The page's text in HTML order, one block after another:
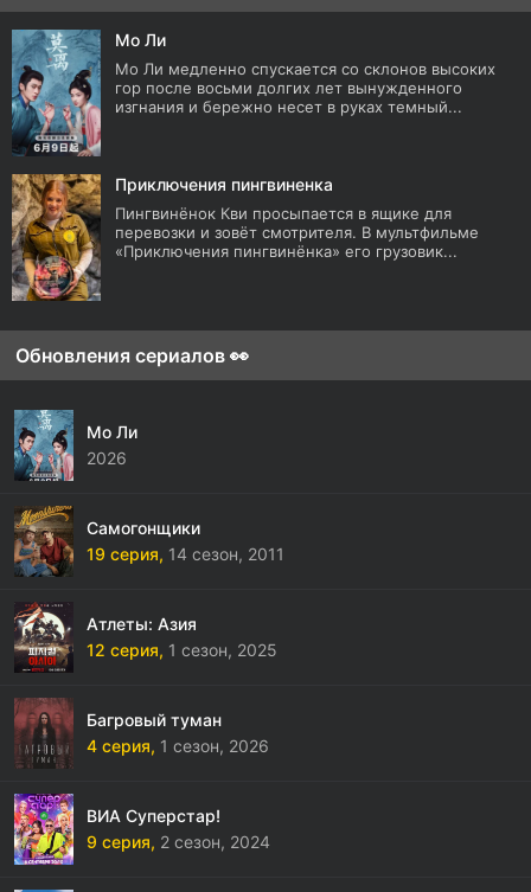
Мо Ли
Мо Ли медленно спускается со склонов высоких
гор после восьми долгих лет вынужденного
изгнания и бережно несет в руках темный...
Приключения пингвиненка
Пингвинёнок Кви просыпается в ящике для
перевозки и зовёт смотрителя. В мультфильме
«Приключения пингвинёнка» его грузовик...
Обновления сериалов 👀
Мо Ли
2026
Самогонщики
19 серия, 14 сезон, 2011
Атлеты: Азия
12 серия, 1 сезон, 2025
Багровый туман
4 серия, 1 сезон, 2026
ВИА Суперстар!
9 серия, 2 сезон, 2024